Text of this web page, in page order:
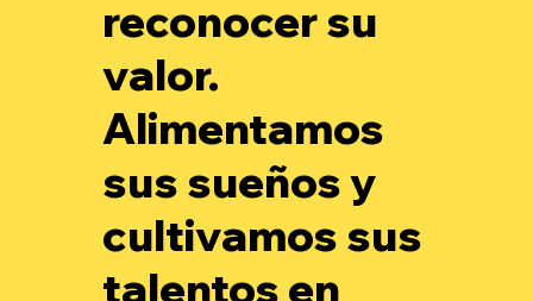
reconocer su
valor.
Alimentamos
sus sueños y
cultivamos sus
talentos en